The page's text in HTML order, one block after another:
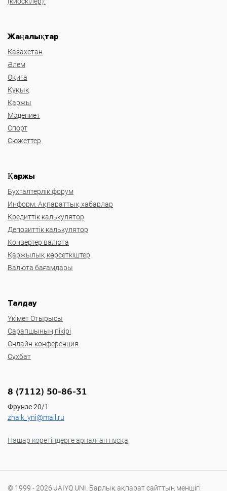
Жаңалықтар
Казахстан
Әлем
Оқиға
Құқық
Қаржы
Мәдениет
Спорт
Сюжеттер
Қаржы
Бухгалтерлік форум
Информ. Ақпараттық хабарлар
Кредиттік калькулятор
Депозиттік калькулятор
Конвертер валюта
Қаржылық көрсеткіштер
Валюта бағамдары
Талдау
Үкімет Отырысы
Сарапшының пікірі
Онлайн-конференция
Сұхбат
8 (7112) 50-86-31
Фрунзе 20/1
zhaik_yni@mail.ru
Нашар көретіндерге арналған нұсқа
© 1999 - 2026 JAIYQ UNI. Барлық ақпарат сайттың меншігі